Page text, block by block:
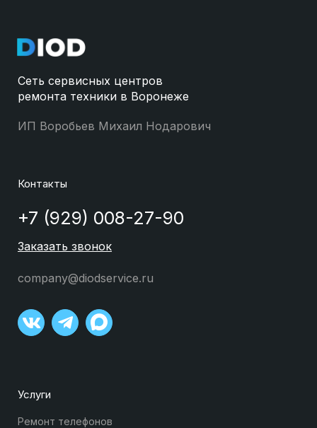
Сеть сервисных центров
ремонта техники в Воронеже
ИП Воробьев Михаил Нодарович
Контакты
+7 (929) 008-27-90
Заказать звонок
company@diodservice.ru
Услуги
Ремонт телефонов